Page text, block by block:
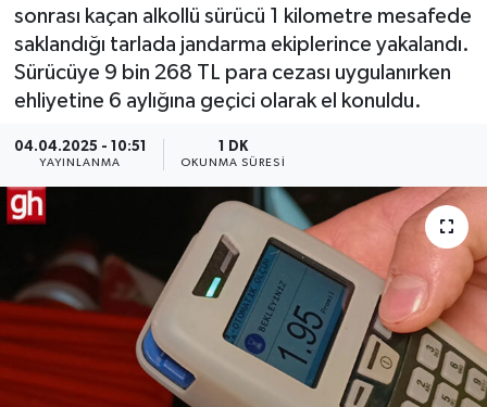
sonrası kaçan alkollü sürücü 1 kilometre mesafede
saklandığı tarlada jandarma ekiplerince yakalandı.
Sürücüye 9 bin 268 TL para cezası uygulanırken
ehliyetine 6 aylığına geçici olarak el konuldu.
04.04.2025 - 10:51
YAYINLANMA
1 DK
OKUNMA SÜRESI